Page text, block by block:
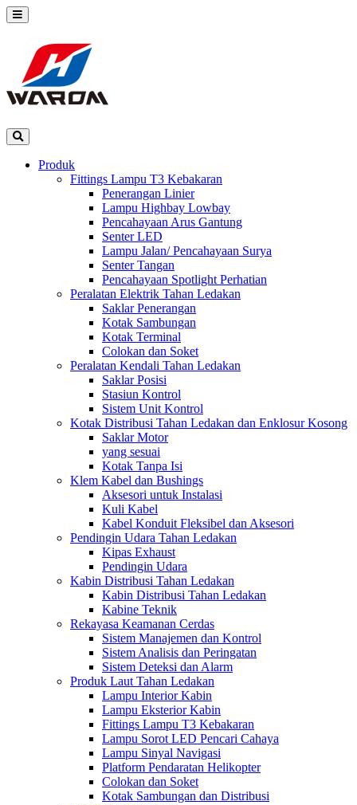
Produk
Fittings Lampu T3 Kebakaran
Penerangan Linier
Lampu Highbay Lowbay
Pencahayaan Arus Gantung
Senter LED
Lampu Jalan/ Pencahayaan Surya
Senter Tangan
Pencahayaan Spotlight Perhatian
Peralatan Elektrik Tahan Ledakan
Saklar Penerangan
Kotak Sambungan
Kotak Terminal
Colokan dan Soket
Peralatan Kendali Tahan Ledakan
Saklar Posisi
Stasiun Kontrol
Sistem Unit Kontrol
Kotak Distribusi Tahan Ledakan dan Enklosur Kosong
Saklar Motor
yang sesuai
Kotak Tanpa Isi
Klem Kabel dan Bushings
Aksesori untuk Instalasi
Kuli Kabel
Kabel Konduit Fleksibel dan Aksesori
Pendingin Udara Tahan Ledakan
Kipas Exhaust
Pendingin Udara
Kabin Distribusi Tahan Ledakan
Kabin Distribusi Tahan Ledakan
Kabine Teknik
Rekayasa Keamanan Cerdas
Sistem Manajemen dan Kontrol
Sistem Analisis dan Peringatan
Sistem Deteksi dan Alarm
Produk Laut Tahan Ledakan
Lampu Interior Kabin
Lampu Eksterior Kabin
Fittings Lampu T3 Kebakaran
Lampu Sorot LED Pencari Cahaya
Lampu Sinyal Navigasi
Platform Pendaratan Helikopter
Colokan dan Soket
Kotak Sambungan dan Distribusi